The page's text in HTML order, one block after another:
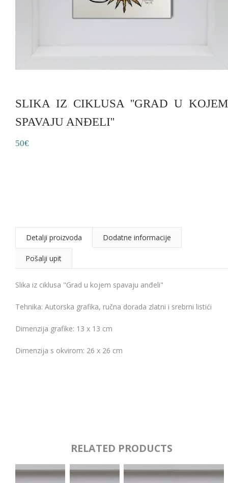
SLIKA IZ CIKLUSA ''GRAD U KOJEM
SPAVAJU ANĐELI''
50€
Detalji proizvoda Dodatne informacije
Pošalji upit
Slika iz ciklusa "Grad u kojem spavaju anđeli"
Tehnika: Autorska grafika, ručna dorada zlatni i srebrni listići
Dimenzija grafike: 13 x 13 cm
Dimenzija s okvirom: 26 x 26 cm
RELATED PRODUCTS